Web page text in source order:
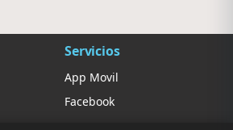
Servicios
App Movil
Facebook